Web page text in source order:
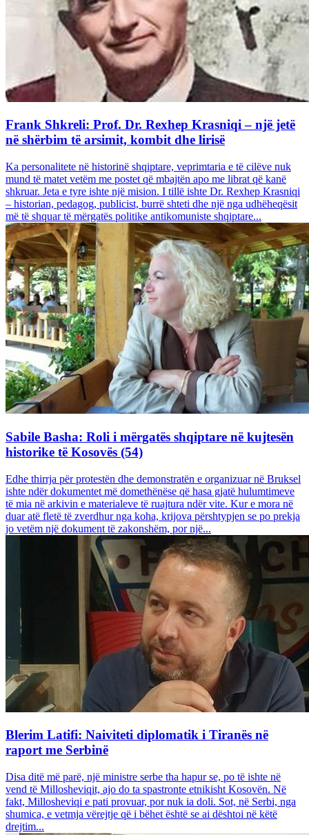
Frank Shkreli: Prof. Dr. Rexhep Krasniqi – një jetë
në shërbim të arsimit, kombit dhe lirisë
Ka personalitete në historinë shqiptare, veprimtaria e të cilëve nuk
mund të matet vetëm me postet që mbajtën apo me librat që kanë
shkruar. Jeta e tyre ishte një mision. I tillë ishte Dr. Rexhep Krasniqi
– historian, pedagog, publicist, burrë shteti dhe një nga udhëheqësit
më të shquar të mërgatës politike antikomuniste shqiptare...
Sabile Basha: Roli i mërgatës shqiptare në kujtesën
historike të Kosovës (54)
Edhe thirrja për protestën dhe demonstratën e organizuar në Bruksel
ishte ndër dokumentet më domethënëse që hasa gjatë hulumtimeve
të mia në arkivin e materialeve të ruajtura ndër vite. Kur e mora në
duar atë fletë të zverdhur nga koha, krijova përshtypjen se po prekja
jo vetëm një dokument të zakonshëm, por një...
Blerim Latifi: Naiviteti diplomatik i Tiranës në
raport me Serbinë
Disa ditë më parë, një ministre serbe tha hapur se, po të ishte në
vend të Millosheviqit, ajo do ta spastronte etnikisht Kosovën. Në
fakt, Millosheviqi e pati provuar, por nuk ia doli. Sot, në Serbi, nga
shumica, e vetmja vërejtje që i bëhet është se ai dështoi në këtë
drejtim...